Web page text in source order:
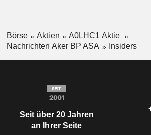
Börse Aktien
A0LHC1 Aktie
Nachrichten Aker BP ASA
Insiders
Seit über 20 Jahren
an Ihrer Seite